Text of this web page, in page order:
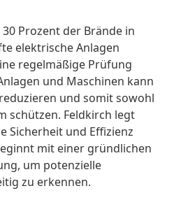
Prozent der Brände in
elektrische Anlagen
regelmäßige Prüfung
und Maschinen kann
und somit sowohl
schützen. Feldkirch legt
Sicherheit und Effizienz
mit einer gründlichen
um potenzielle
zu erkennen.